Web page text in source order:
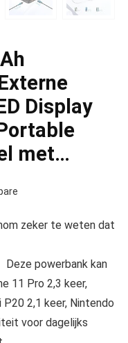
Display
met…
zeker te weten dat
Deze powerbank kan
11 Pro 2,3 keer,
2,1 keer, Nintendo
voor dagelijks